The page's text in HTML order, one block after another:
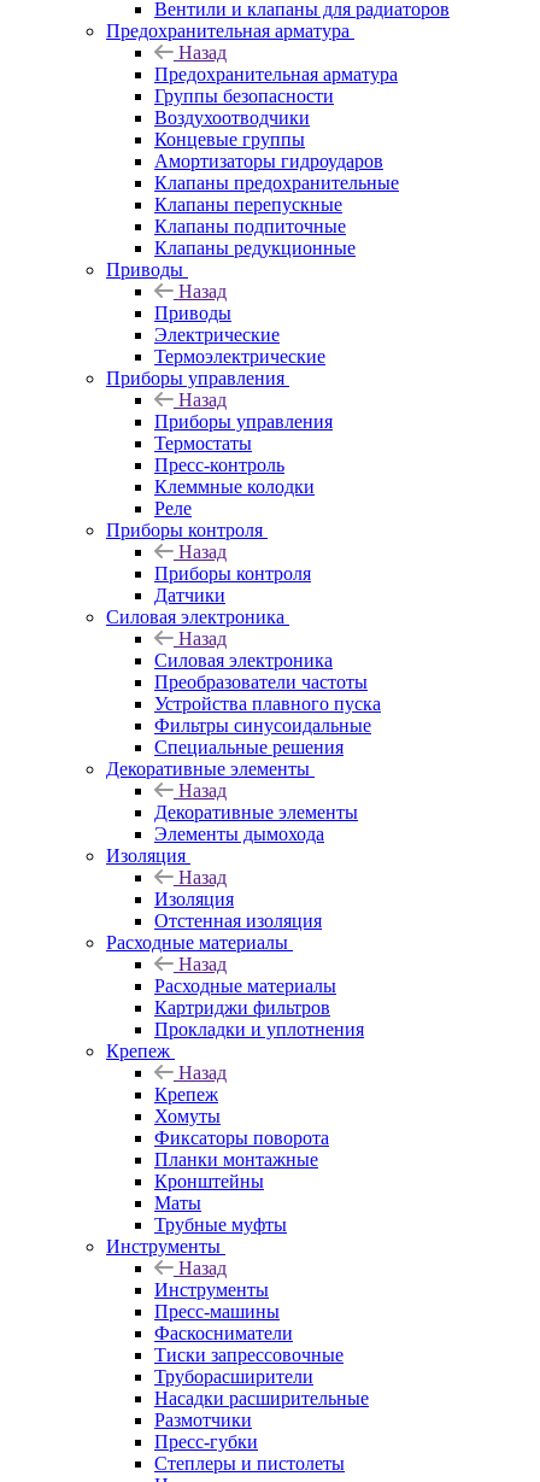
Вентили и клапаны для радиаторов
Предохранительная арматура
Назад
Предохранительная арматура
Группы безопасности
Воздухоотводчики
Концевые группы
Амортизаторы гидроударов
Клапаны предохранительные
Клапаны перепускные
Клапаны подпиточные
Клапаны редукционные
Приводы
Назад
Приводы
Электрические
Термоэлектрические
Приборы управления
Назад
Приборы управления
Термостаты
Пресс-контроль
Клеммные колодки
Реле
Приборы контроля
Назад
Приборы контроля
Датчики
Силовая электроника
Назад
Силовая электроника
Преобразователи частоты
Устройства плавного пуска
Фильтры синусоидальные
Специальные решения
Декоративные элементы
Назад
Декоративные элементы
Элементы дымохода
Изоляция
Назад
Изоляция
Отстенная изоляция
Расходные материалы
Назад
Расходные материалы
Картриджи фильтров
Прокладки и уплотнения
Крепеж
Назад
Крепеж
Хомуты
Фиксаторы поворота
Планки монтажные
Кронштейны
Маты
Трубные муфты
Инструменты
Назад
Инструменты
Пресс-машины
Фаскосниматели
Тиски запрессовочные
Труборасширители
Насадки расширительные
Размотчики
Пресс-губки
Степлеры и пистолеты